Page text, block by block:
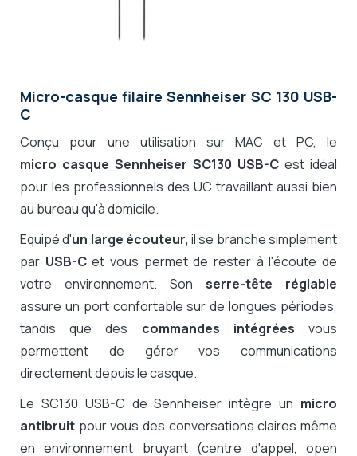
Micro-casque filaire Sennheiser SC 130 USB-
C
Conçu pour une utilisation sur MAC et PC, le
micro casque Sennheiser SC130 USB-C est idéal
pour les professionnels des UC travaillant aussi bien
au bureau qu'à domicile.
Equipé d'un large écouteur, il se branche simplement
par USB-Cet vous permet de rester à l'écoute de
votre environnement. Son serre-tête réglable
assure un port confortable sur de longues périodes,
tandis que des commandes intégrées vous
permettent de gérer vos communications
directement depuis le casque.
Le SC130 USB-C de Sennheiser intègre un micro
antibruit pour vous des conversations claires même
en environnement bruyant (centre d'appel, open